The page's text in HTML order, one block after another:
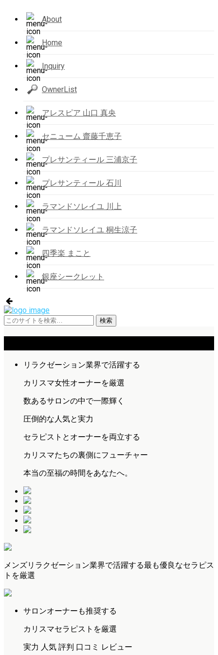
About
Home
Inquiry
OwnerList
アレスピア 山口 真央
セニューム 齋藤千恵子
プレサンティール 三浦京子
プレサンティール 石川
ラマンドソレイユ 川上
ラマンドソレイユ 桐生涼子
四季楽 まこと
銀座シークレット
リラクゼーション業界で活躍する
カリスマ女性オーナーを厳選
数あるサロンの中で一際輝く
圧倒的な人気と実力
セラピストとオーナーを両立する
カリスマたちの裏側にフューチャー
本当の至福の時間をあなたへ。
メンズリラクゼーション業界で活躍する最も優良なセラピス
トを厳選
サロンオーナーも推奨する
カリスマセラピストを厳選
実力 人気 評判 口コミ レビュー